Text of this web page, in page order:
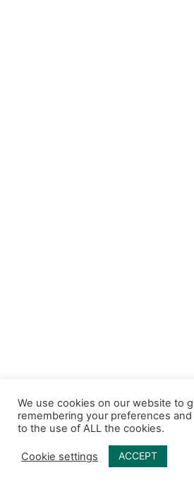
We use cookies on our website to
remembering your preferences
to the use of ALL the cookies.
Cookie settings ACCEPT